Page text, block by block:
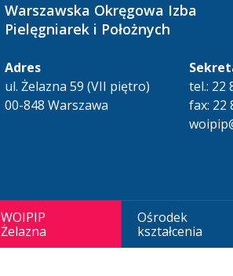
Warszawska Okręgowa Izba
Pielęgniarek i Położnych
Adres
ul. Żelazna 59 (VII piętro)
00-848 Warszawa
tel.: 22
fax: 22
WOIPIP
Żelazna
Ośrodek
kształcenia